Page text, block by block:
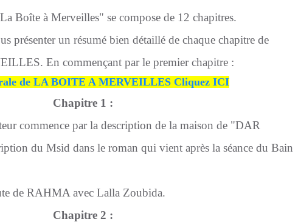
Boîte à Merveilles" se compose de 12 chapitres.
présenter un résumé bien détaillé de chaque chapitre de
En commençant par le premier chapitre :
de LA BOITE A MERVEILLES Cliquez ICI
Chapitre 1 :
commence par la description de la maison de "DAR
du Msid dans le roman qui vient après la séance du Bain
de RAHMA avec Lalla Zoubida.
Chapitre 2 :